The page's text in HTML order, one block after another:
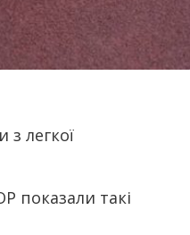
з легкої
показали такі